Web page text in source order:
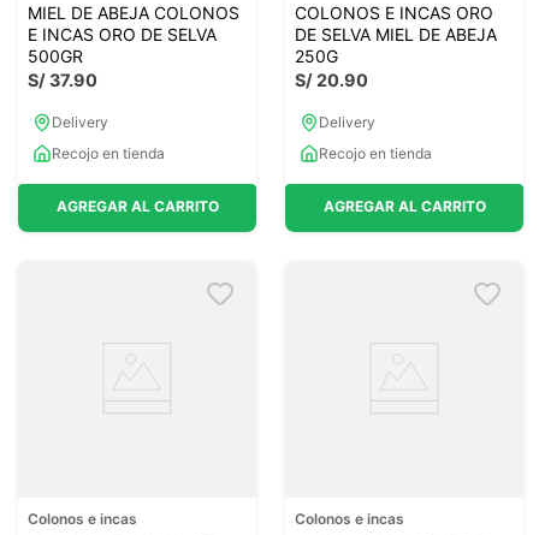
MIEL DE ABEJA COLONOS
E INCAS ORO DE SELVA
500GR
S/37.90
Delivery
Recojo en tienda
AGREGAR AL CARRITO
COLONOS E INCAS ORO
DE SELVA MIEL DE ABEJA
250G
S/20.90
Delivery
Recojo en tienda
AGREGAR AL CARRITO
Colonos e incas Colonos e incas